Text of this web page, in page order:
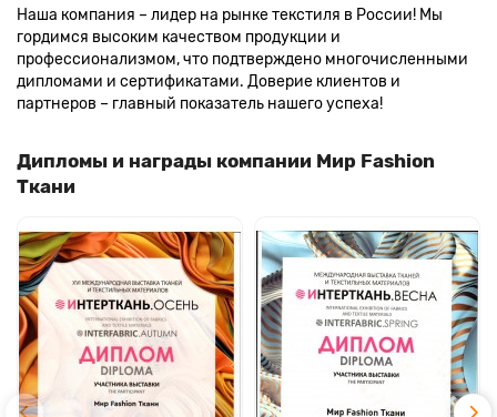
Наша компания – лидер на рынке текстиля в России! Мы
гордимся высоким качеством продукции и
профессионализмом, что подтверждено многочисленными
дипломами и сертификатами. Доверие клиентов и
партнеров – главный показатель нашего успеха!
Дипломы и награды компании Мир Fashion
Ткани